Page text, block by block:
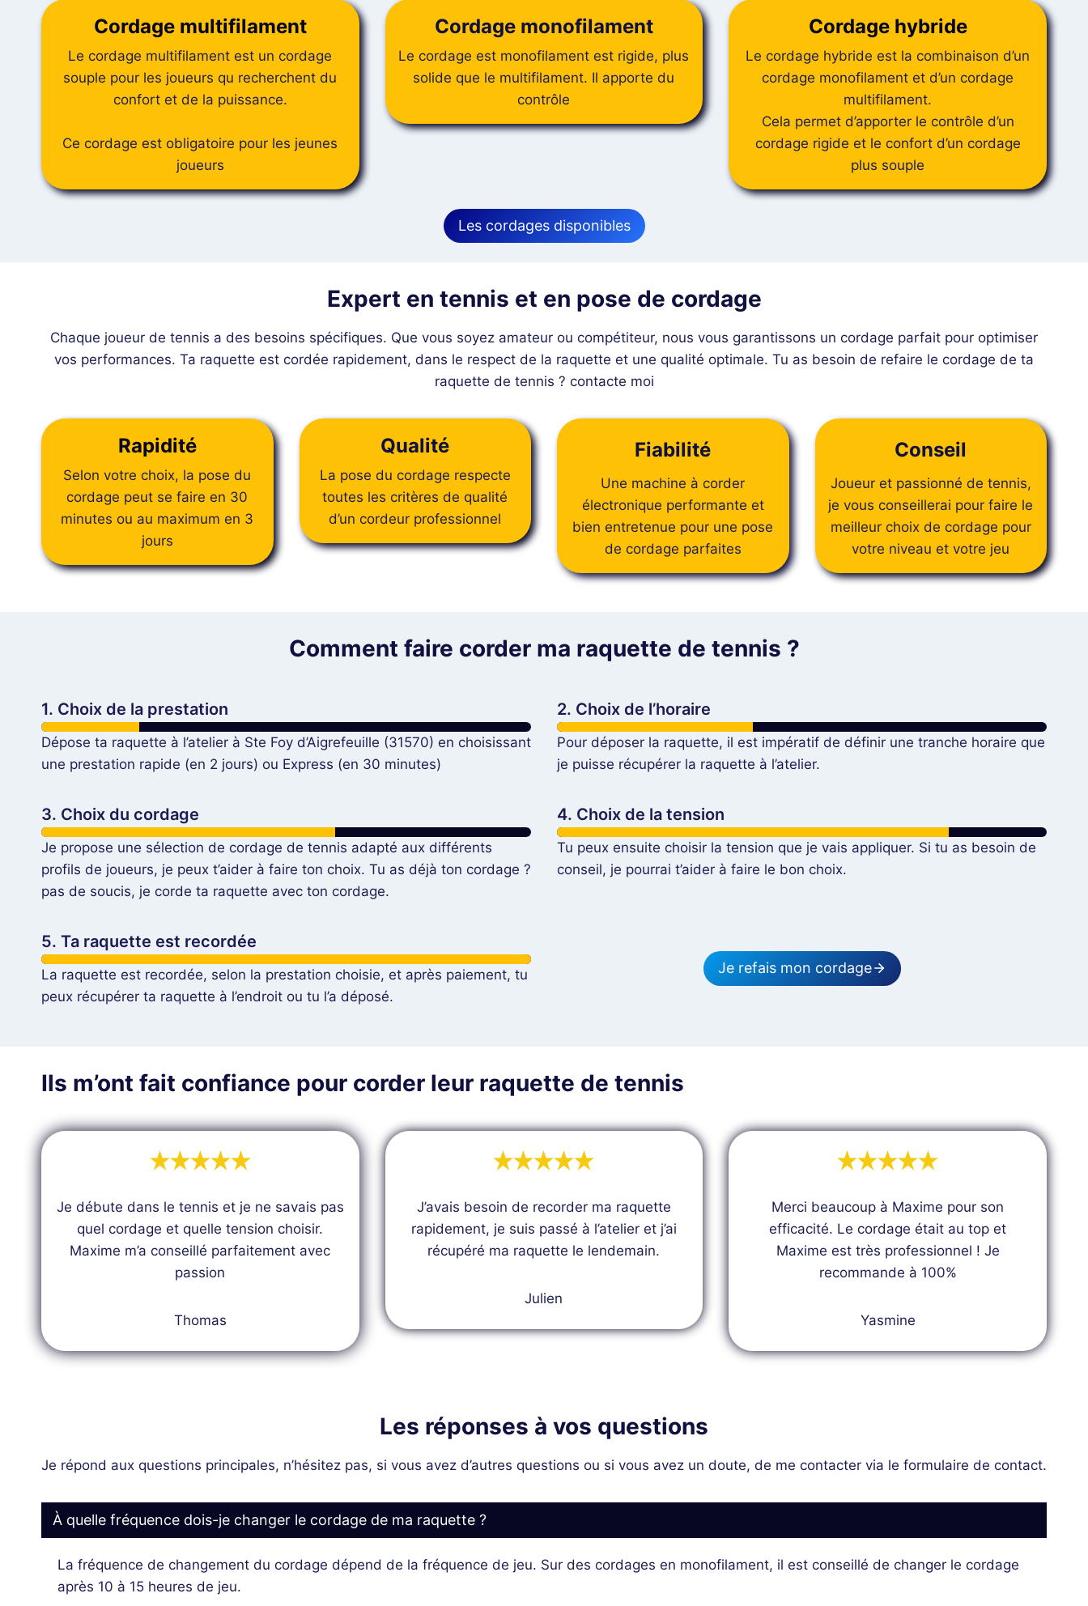
Cordage multifilament
Le cordage multifilament est un cordage
souple pour les joueurs qu recherchent du
confort et de la puissance.
Ce cordage est obligatoire pour les jeunes
joueurs
Cordage monofilament
Le cordage est monofilament est rigide, plus
solide que le multifilament. Il apporte du
contrôle
Cordage hybride
Le cordage hybride est la combinaison d’un
cordage monofilament et d’un cordage
multifilament.
Cela permet d’apporter le contrôle d’un
cordage rigide et le confort d’un cordage
plus souple
Les cordages disponibles
Expert en tennis et en pose de cordage
Chaque joueur de tennis a des besoins spécifiques. Que vous soyez amateur ou compétiteur, nous vous garantissons un cordage parfait pour optimiser
vos performances. Ta raquette est cordée rapidement, dans le respect de la raquette et une qualité optimale. Tu as besoin de refaire le cordage de ta
raquette de tennis ? contacte moi
Rapidité
Selon votre choix, la pose du
cordage peut se faire en 30
minutes ou au maximum en 3
jours
Qualité
La pose du cordage respecte
toutes les critères de qualité
d’un cordeur professionnel
Fiabilité
Une machine à corder
électronique performante et
bien entretenue pour une pose
de cordage parfaites
Conseil
Joueur et passionné de tennis,
je vous conseillerai pour faire le
meilleur choix de cordage pour
votre niveau et votre jeu
Comment faire corder ma raquette de tennis ?
1. Choix de la prestation
Dépose ta raquette à l’atelier à Ste Foy d’Aigrefeuille (31570) en choisissant
une prestation rapide (en 2 jours) ou Express (en 30 minutes)
2. Choix de l’horaire
Pour déposer la raquette, il est impératif de définir une tranche horaire que
je puisse récupérer la raquette à l’atelier.
3. Choix du cordage
Je propose une sélection de cordage de tennis adapté aux différents
profils de joueurs, je peux t’aider à faire ton choix. Tu as déjà ton cordage ?
pas de soucis, je corde ta raquette avec ton cordage.
4. Choix de la tension
Tu peux ensuite choisir la tension que je vais appliquer. Si tu as besoin de
conseil, je pourrai t’aider à faire le bon choix.
5. Ta raquette est recordée
La raquette est recordée, selon la prestation choisie, et après paiement, tu
peux récupérer ta raquette à l’endroit ou tu l’a déposé.
Je refais mon cordage
Ils m’ont fait confiance pour corder leur raquette de tennis
Je débute dans le tennis et je ne savais pas
quel cordage et quelle tension choisir.
Maxime m’a conseillé parfaitement avec
passion
Thomas
J’avais besoin de recorder ma raquette
rapidement, je suis passé à l’atelier et j’ai
récupéré ma raquette le lendemain.
Julien
Merci beaucoup à Maxime pour son
efficacité. Le cordage était au top et
Maxime est très professionnel ! Je
recommande à 100%
Yasmine
Les réponses à vos questions
Je répond aux questions principales, n’hésitez pas, si vous avez d’autres questions ou si vous avez un doute, de me contacter via le formulaire de contact.
À quelle fréquence dois-je changer le cordage de ma raquette ?
La fréquence de changement du cordage dépend de la fréquence de jeu. Sur des cordages en monofilament, il est conseillé de changer le cordage
après 10 à 15 heures de jeu.